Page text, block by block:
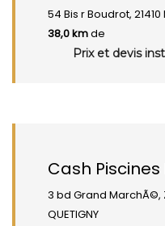
54 Bis r Boudrot, 21410
38,0 kmde
Prix et devis
Cash Piscines
3 bd Grand MarchÃ©,
QUETIGNY